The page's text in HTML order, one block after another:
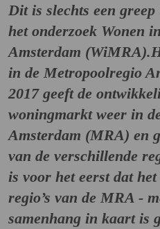
Dit is slechts een
het onderzoek Wonen
Amsterdam (WiMRA).
in de Metropoolregio
2017 geeft de
woningmarkt weer in
Amsterdam (MRA) en
van de verschillende
is voor het eerst dat
regio’s van de MRA -
samenhang in kaart is